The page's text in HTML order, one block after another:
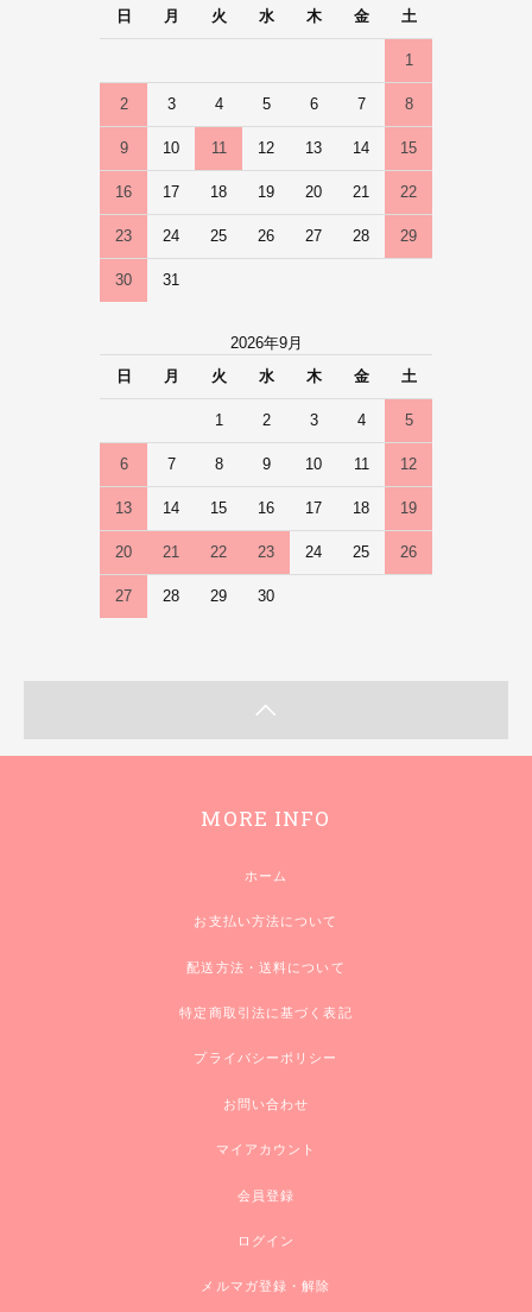
日
月 火 水 木 金 土
1
2 3 4 5 6 7 8
9 10 11 12 13 14 15
16 17 18 19 20 21 22
23 24 25 26 27 28 29
30 31
2026年9月
日
月 火 水 木 金 土
1 2 3 4 5
6 7 8 9 10 11 12
13 14 15 16 17 18 19
20 21 22 23 24 25 26
27 28 29 30
MORE INFO
ホーム
お支払い方法について
配送方法・送料について
特定商取引法に基づく表記
プライバシーポリシー
お問い合わせ
マイアカウント
会員登録
ログイン
メルマガ登録・解除